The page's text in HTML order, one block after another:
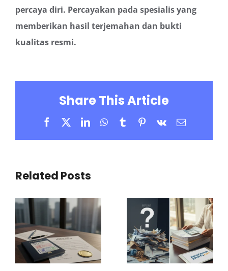
percaya diri. Percayakan pada spesialis yang
memberikan hasil terjemahan dan bukti
kualitas resmi.
Share This Article
Facebook LinkedInWhatsApp
TumblrPinterest
Vk Email
Related Posts